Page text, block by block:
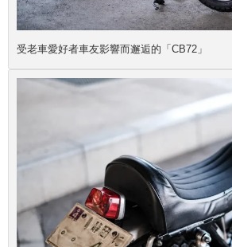
受老車愛好者車友影響而邂逅的「CB72」